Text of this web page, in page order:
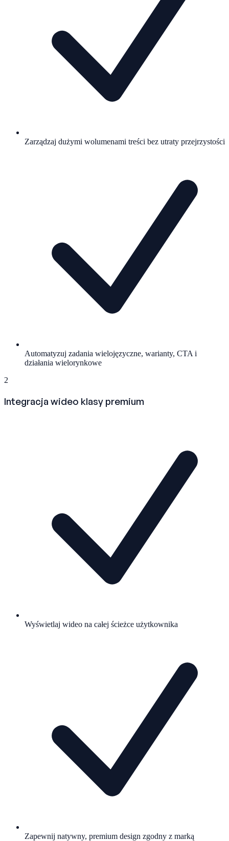
Zarządzaj dużymi wolumenami treści bez utraty przejrzystości
Automatyzuj zadania wielojęzyczne, warianty, CTA i
działania wielorynkowe
2
Integracja wideo klasy premium
Wyświetlaj wideo na całej ścieżce użytkownika
Zapewnij natywny, premium design zgodny z marką